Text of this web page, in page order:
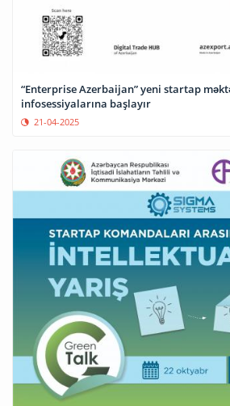
“Enterprise Azerbaijan” yeni startap
infosessiyalarına başlayır
21-04-2025